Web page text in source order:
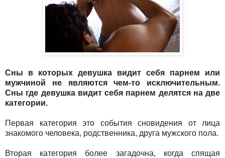
Сны в которых девушка видит себя парнем или
мужчиной не являются чем-то исключительным.
Сны где девушка видит себя парнем делятся на две
категории.
Первая категория это события сновидения от лица
знакомого человека, родственника, друга мужского пола.
Вторая категория более загадочна, когда спящая